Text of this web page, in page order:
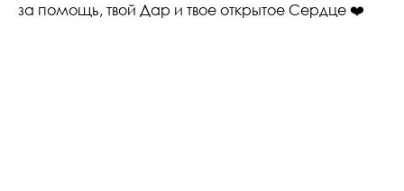
за помощь, твой Дар и твое открытое Сердце ❤️